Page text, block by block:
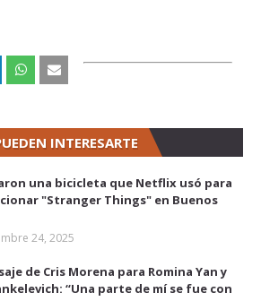
INTERESARTE
una bicicleta que Netflix usó para
"Stranger Things" en Buenos
24, 2025
de Cris Morena para Romina Yan y
“Una parte de mí se fue con